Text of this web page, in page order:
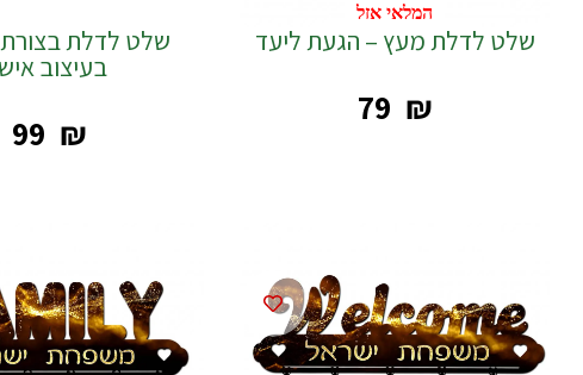
המלאי אזל
שלט לדלת מעץ – הגעת ליעד
‎79 ₪
בעיצוב
‎99 ₪